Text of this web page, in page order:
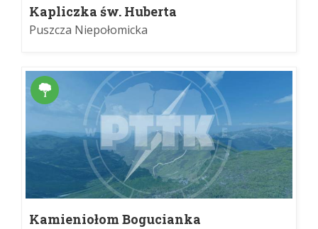
Kapliczka św. Huberta
Puszcza Niepołomicka
Kamieniołom Bogucianka